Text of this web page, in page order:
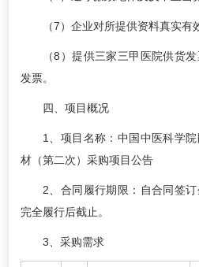
（7）企业对所提供资料真实有
（8）提供三家三甲医院供货
发票。
四、项目概况
1、项目名称：中国中医科学
材（第二次）采购项目公告
2、合同履行期限：自合同签
完全履行后截止。
3、采购需求